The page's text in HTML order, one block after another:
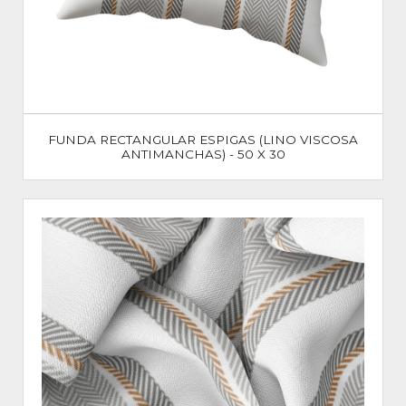
FUNDA RECTANGULAR ESPIGAS (LINO VISCOSA
ANTIMANCHAS) - 50 X 30